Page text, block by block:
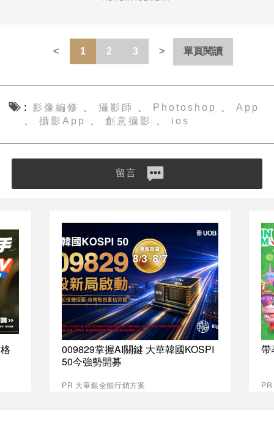
1 2 3 單頁閱讀
影像編修 攝影師 Photoshop App
、攝影App 創意攝影 ios
留言
009829掌握AI關鍵 大華韓國KOSPI
50今強勢開募
PR 大華銀全能行銷方案
帶